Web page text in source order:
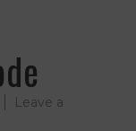
Leave a